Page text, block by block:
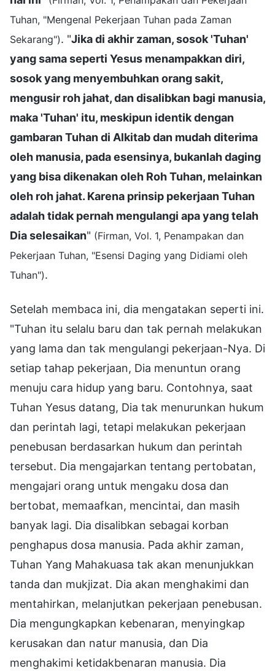
Tuhan, "Mengenal Pekerjaan Tuhan pada Zaman
Sekarang"). "Jika di akhir zaman, sosok 'Tuhan'
yang sama seperti Yesus menampakkan diri,
sosok yang menyembuhkan orang sakit,
mengusir roh jahat, dan disalibkan bagi manusia,
maka 'Tuhan' itu, meskipun identik dengan
gambaran Tuhan di Alkitab dan mudah diterima
oleh manusia, pada esensinya, bukanlah daging
yang bisa dikenakan oleh Roh Tuhan, melainkan
oleh roh jahat. Karena prinsip pekerjaan Tuhan
adalah tidak pernah mengulangi apa yang telah
Dia selesaikan" (Firman, Vol. 1, Penampakan dan
Pekerjaan Tuhan, "Esensi Daging yang Didiami oleh
Tuhan").
Setelah membaca ini, dia mengatakan seperti ini.
"Tuhan itu selalu baru dan tak pernah melakukan
yang lama dan tak mengulangi pekerjaan-Nya. Di
setiap tahap pekerjaan, Dia menuntun orang
menuju cara hidup yang baru. Contohnya, saat
Tuhan Yesus datang, Dia tak menurunkan hukum
dan perintah lagi, tetapi melakukan pekerjaan
penebusan berdasarkan hukum dan perintah
tersebut. Dia mengajarkan tentang pertobatan,
mengajari orang untuk mengaku dosa dan
bertobat, memaafkan, mencintai, dan masih
banyak lagi. Dia disalibkan sebagai korban
penghapus dosa manusia. Pada akhir zaman,
Tuhan Yang Mahakuasa tak akan menunjukkan
tanda dan mukjizat. Dia akan menghakimi dan
mentahirkan, melanjutkan pekerjaan penebusan.
Dia mengungkapkan kebenaran, menyingkap
kerusakan dan natur manusia, dan Dia
menghakimi ketidakbenaran manusia. Dia